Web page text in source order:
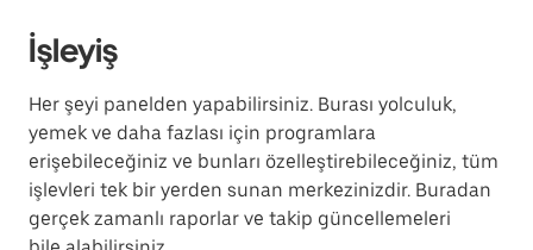
İşleyiş
Her şeyi panelden yapabilirsiniz. Burası yolculuk,
yemek ve daha fazlası için programlara
erişebileceğiniz ve bunları özelleştirebileceğiniz, tüm
işlevleri tek bir yerden sunan merkezinizdir. Buradan
gerçek zamanlı raporlar ve takip güncellemeleri